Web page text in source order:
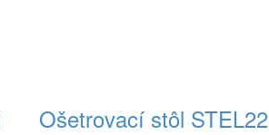
Ošetrovací stôl STEL22